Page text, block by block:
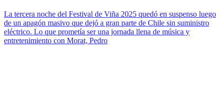
La tercera noche del Festival de Viña 2025 quedó en suspenso luego
de un apagón masivo que dejó a gran parte de Chile sin suministro
eléctrico. Lo que prometía ser una jornada llena de música y
entretenimiento con Morat, Pedro